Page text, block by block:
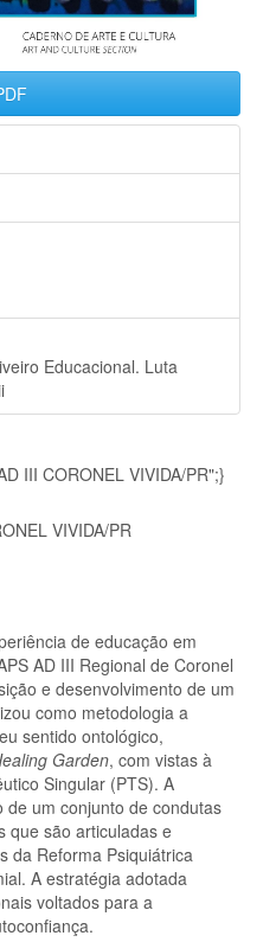
Educacional. Luta
III CORONEL VIVIDA/PR";}
VIVIDA/PR
de educação em
AD III Regional de Coronel
e desenvolvimento de um
como metodologia a
sentido ontológico,
Garden, com vistas à
Singular (PTS). A
um conjunto de condutas
que são articuladas e
da Reforma Psiquiátrica
A estratégia adotada
voltados para a